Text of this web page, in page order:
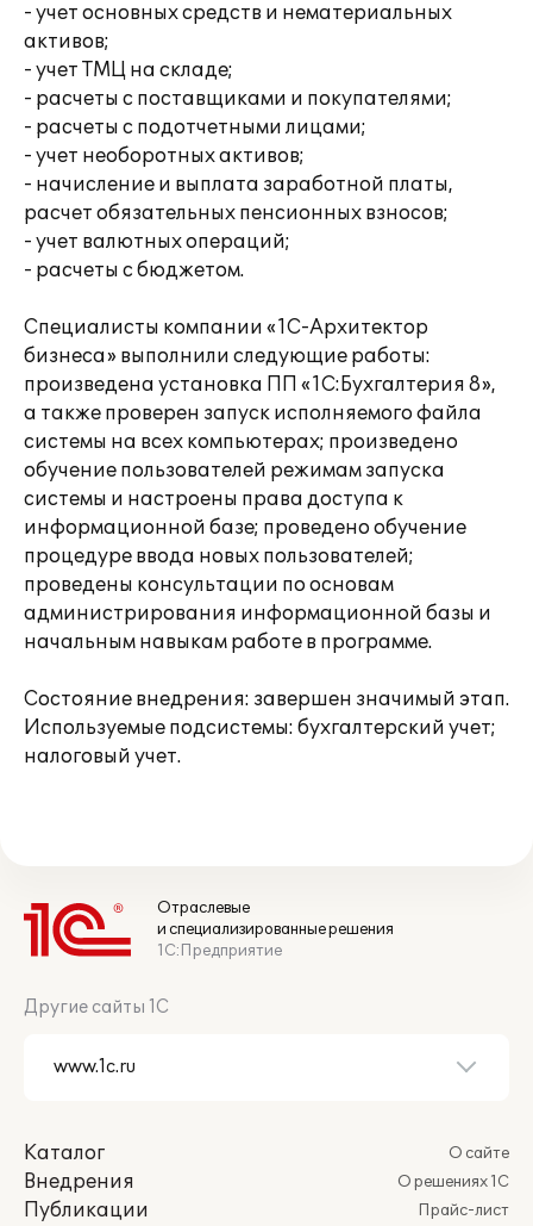
- учет основных средств и нематериальных
активов;
- учет ТМЦ на складе;
- расчеты с поставщиками и покупателями;
- расчеты с подотчетными лицами;
- учет необоротных активов;
- начисление и выплата заработной платы,
расчет обязательных пенсионных взносов;
- учет валютных операций;
- расчеты с бюджетом.
Специалисты компании «1С-Архитектор
бизнеса» выполнили следующие работы:
произведена установка ПП «1С:Бухгалтерия 8»,
а также проверен запуск исполняемого файла
системы на всех компьютерах; произведено
обучение пользователей режимам запуска
системы и настроены права доступа к
информационной базе; проведено обучение
процедуре ввода новых пользователей;
проведены консультации по основам
администрирования информационной базы и
начальным навыкам работе в программе.
Состояние внедрения: завершен значимый этап.
Используемые подсистемы: бухгалтерский учет;
налоговый учет.
Отраслевые
и специализированные решения
1С:Предприятие
Другие сайты 1С
Каталог
Внедрения
Публикации
О сайте
О решениях 1С
Прайс-лист